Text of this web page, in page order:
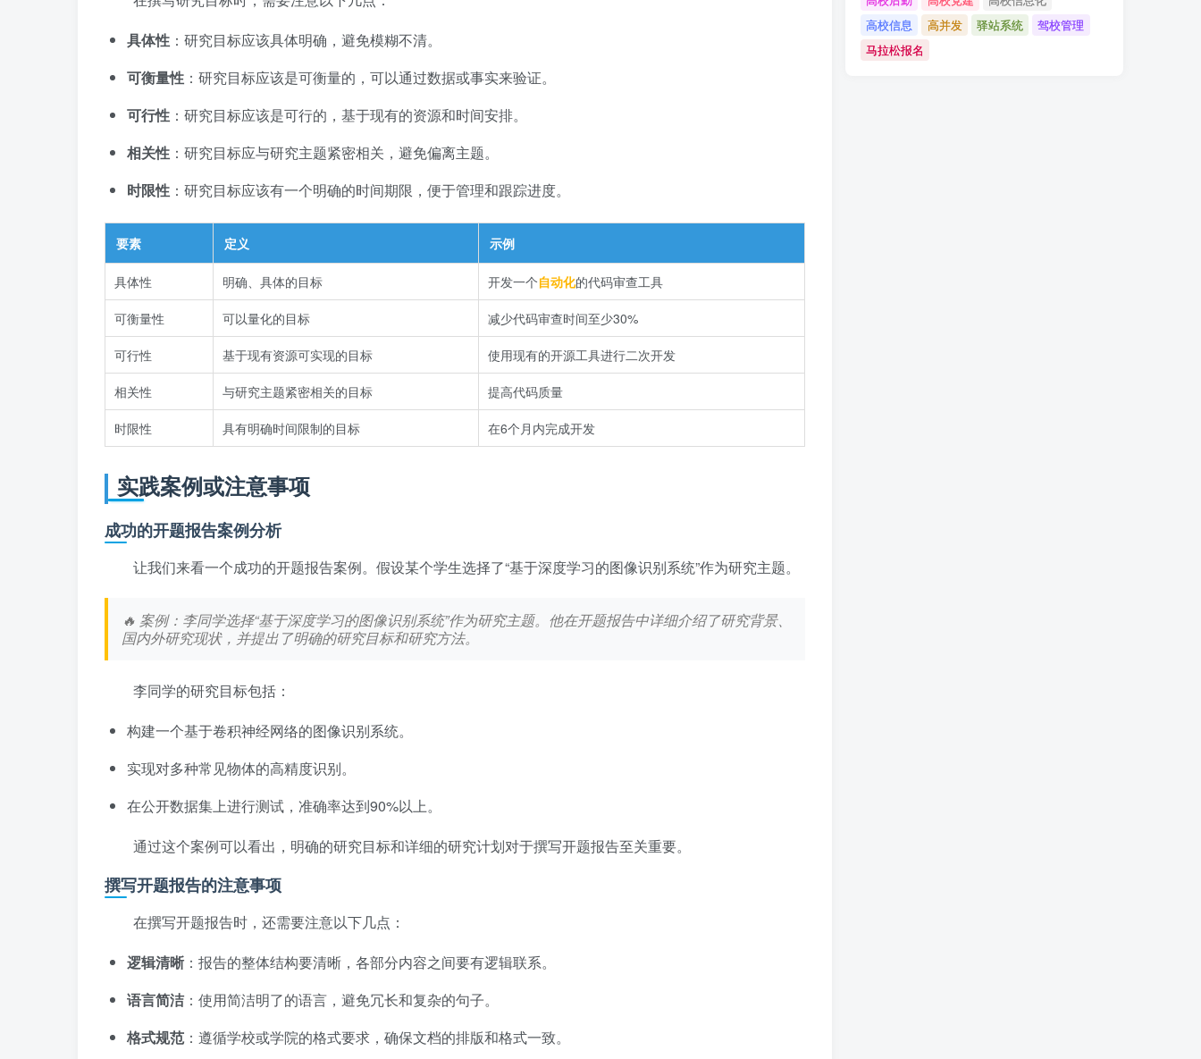
具体性 ：研究目标应该具体明确，避免模糊不清。
可衡量性 ：研究目标应该是可衡量的，可以通过数据或事实来验证。
可行性 ：研究目标应该是可行的，基于现有的资源和时间安排。
相关性 ：研究目标应与研究主题紧密相关，避免偏离主题。
时限性 ：研究目标应该有一个明确的时间期限，便于管理和跟踪进度。
要素 定义 示例
具体性 明确、具体的目标 开发一个自动化的代码审查工具
可衡量性 可以量化的目标 减少代码审查时间至少30%
可行性 基于现有资源可实现的目标 使用现有的开源工具进行二次开发
相关性 与研究主题紧密相关的目标 提高代码质量
时限性 具有明确时间限制的目标 在6个月内完成开发
实践案例或注意事项
成功的开题报告案例分析
让我们来看一个成功的开题报告案例。假设某个学生选择了“基于深度学习的图像识别系统”作为研究主题。
🔥 案例：李同学选择“基于深度学习的图像识别系统”作为研究主题。他在开题报告中详细介绍了研究背景、
国内外研究现状，并提出了明确的研究目标和研究方法。
李同学的研究目标包括：
构建一个基于卷积神经网络的图像识别系统。
实现对多种常见物体的高精度识别。
在公开数据集上进行测试，准确率达到90%以上。
通过这个案例可以看出，明确的研究目标和详细的研究计划对于撰写开题报告至关重要。
撰写开题报告的注意事项
在撰写开题报告时，还需要注意以下几点：
逻辑清晰 ：报告的整体结构要清晰，各部分内容之间要有逻辑联系。
语言简洁：使用简洁明了的语言，避免冗长和复杂的句子。
格式规范 ：遵循学校或学院的格式要求，确保文档的排版和格式一致。
高校信息
高并发 驿站系统
驾校管理
马拉松报名